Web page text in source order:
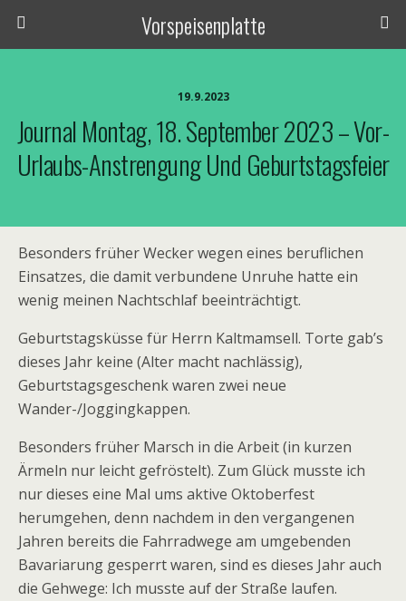
Vorspeisenplatte
19.9.2023
Journal Montag, 18. September 2023 – Vor-
Urlaubs-Anstrengung Und Geburtstagsfeier
Besonders früher Wecker wegen eines beruflichen
Einsatzes, die damit verbundene Unruhe hatte ein
wenig meinen Nachtschlaf beeinträchtigt.
Geburtstagsküsse für Herrn Kaltmamsell. Torte gab’s
dieses Jahr keine (Alter macht nachlässig),
Geburtstagsgeschenk waren zwei neue
Wander-/Joggingkappen.
Besonders früher Marsch in die Arbeit (in kurzen
Ärmeln nur leicht gefröstelt). Zum Glück musste ich
nur dieses eine Mal ums aktive Oktoberfest
herumgehen, denn nachdem in den vergangenen
Jahren bereits die Fahrradwege am umgebenden
Bavariarung gesperrt waren, sind es dieses Jahr auch
die Gehwege: Ich musste auf der Straße laufen.